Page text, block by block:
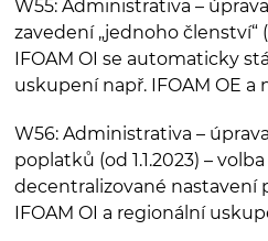
W55: Administrativa –
zavedení „jednoho členství“
IFOAM OI se automaticky
uskupení např. IFOAM OE a
W56: Administrativa –
poplatků (od 1.1.2023) –
decentralizované nastavení
IFOAM OI a regionální